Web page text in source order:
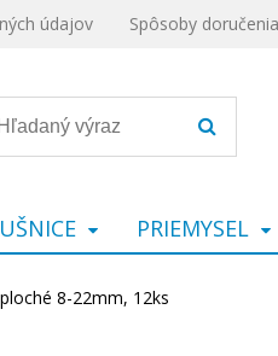
údajov Spôsoby doručenia
PRIEMYSEL
8-22mm, 12ks